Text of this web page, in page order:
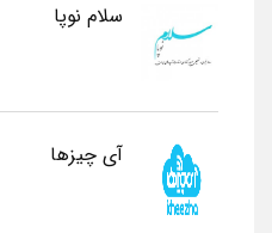
سلام نوپا
آی چیزها